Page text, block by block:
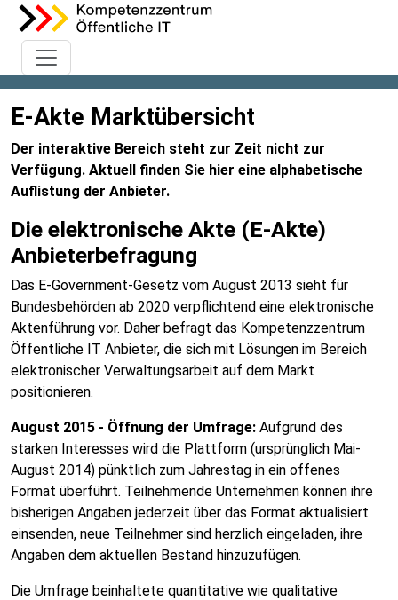
E-Akte Marktübersicht
Der interaktive Bereich steht zur Zeit nicht zur
Verfügung. Aktuell finden Sie hier eine alphabetische
Auflistung der Anbieter.
Die elektronische Akte (E-Akte)
Anbieterbefragung
Das E-Government-Gesetz vom August 2013 sieht für
Bundesbehörden ab 2020 verpflichtend eine elektronische
Aktenführung vor. Daher befragt das Kompetenzzentrum
Öffentliche IT Anbieter, die sich mit Lösungen im Bereich
elektronischer Verwaltungsarbeit auf dem Markt
positionieren.
August 2015 - Öffnung der Umfrage: Aufgrund des
starken Interesses wird die Plattform (ursprünglich Mai-
August 2014) pünktlich zum Jahrestag in ein offenes
Format überführt. Teilnehmende Unternehmen können ihre
bisherigen Angaben jederzeit über das Format aktualisiert
einsenden, neue Teilnehmer sind herzlich eingeladen, ihre
Angaben dem aktuellen Bestand hinzuzufügen.
Die Umfrage beinhaltete quantitative wie qualitative